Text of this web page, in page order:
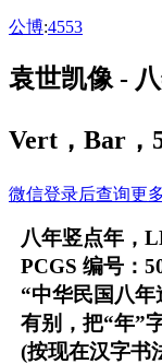
公博:4553
袁世凯像 -
Vert，Bar，
微信登录后查询更
八年竖点年，
PCGS 编号：
“中华民国八
有别，把“年”
(按现在汉字书